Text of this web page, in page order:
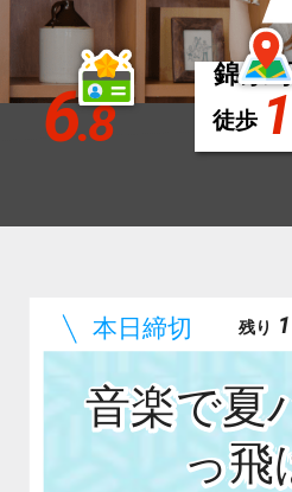
6.8
錦糸
徒歩 1
音楽で夏
っ飛
残り